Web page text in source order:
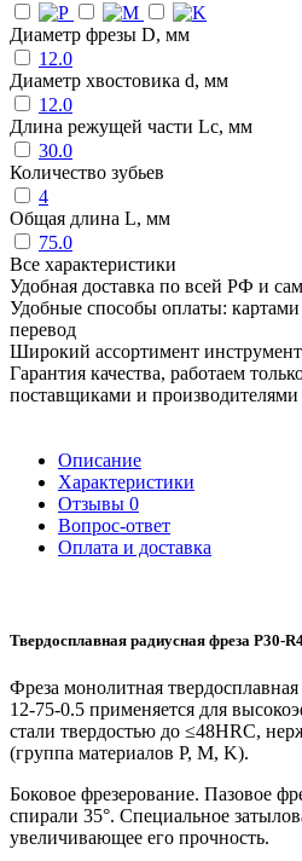
Диаметр фрезы D, мм
12.0
Диаметр хвостовика d, мм
12.0
Длина режущей части Lc, мм
30.0
Количество зубьев
4
Общая длина L, мм
75.0
Все характеристики
Удобная доставка по всей РФ и
Удобные способы оплаты:
перевод
Широкий ассортимент
Гарантия качества, работаем
поставщиками и производителями
Описание
Характеристики
Отзывы 0
Вопрос-ответ
Оплата и доставка
Твердосплавная радиусная фреза P30-
Фреза монолитная
12-75-0.5 применяется для
стали твердостью до ≤48HRC,
(группа материалов P, M, K).
Боковое фрезерование. Пазовое
спирали 35°. Специальное
увеличивающее его прочность.